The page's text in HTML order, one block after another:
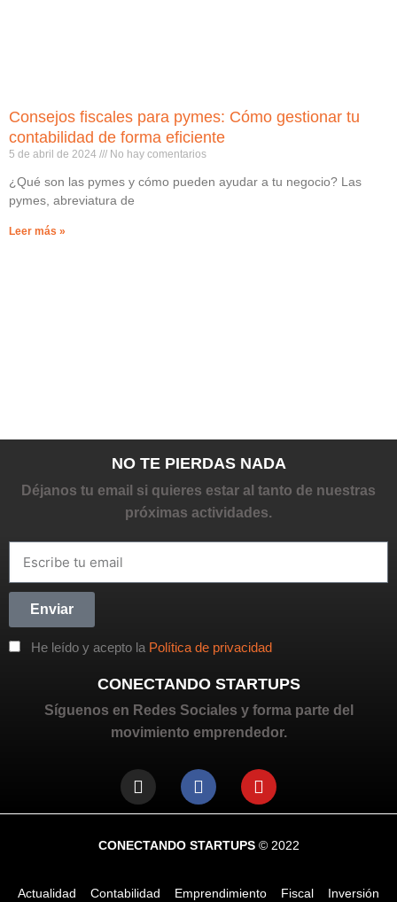
Consejos fiscales para pymes: Cómo gestionar tu
contabilidad de forma eficiente
5 de abril de 2024 No hay comentarios
¿Qué son las pymes y cómo pueden ayudar a tu negocio? Las
pymes, abreviatura de
Leer más »
NO TE PIERDAS NADA
Déjanos tu email si quieres estar al tanto de nuestras
próximas actividades.
He leído y acepto la Política de privacidad
Enviar
CONECTANDO STARTUPS
Síguenos en Redes Sociales y forma parte del
movimiento emprendedor.
CONECTANDO STARTUPS© 2022
Actualidad Contabilidad Emprendimiento Fiscal Inversión